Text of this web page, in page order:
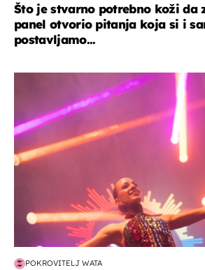
Što je stvarno potrebno koži da
panel otvorio pitanja koja si i
postavljamo...
POKROVITELJ WATA